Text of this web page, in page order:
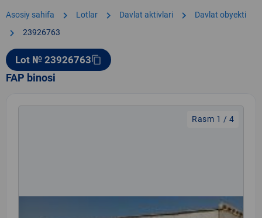
Asosiy sahifa chevron_right Lotlar chevron_right Davlat aktivlari chevron_right Davlat obyekti
chevron_right 23926763
Lot № 23926763content_copy
FAP binosi
Rasm 1 / 4